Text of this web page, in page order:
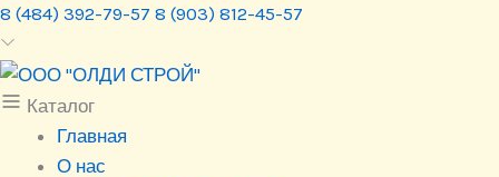
8 (484) 392-79-57 8 (903) 812-45-57
Каталог
Главная
О нас